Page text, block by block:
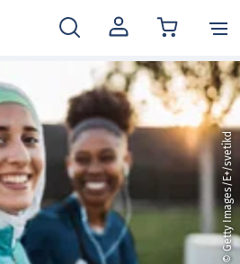
MEIN
KONTO
© Getty Images/E+/svetikd